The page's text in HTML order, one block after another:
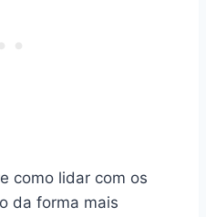
como lidar com os
da forma mais